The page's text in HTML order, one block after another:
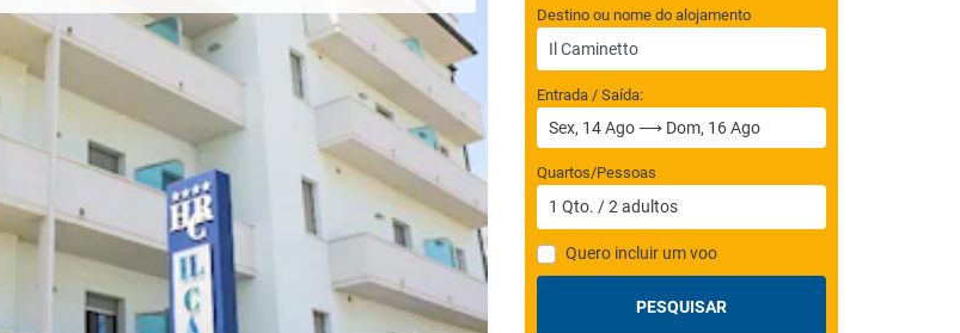
Destino ou nome do alojamento
Entrada / Saída:
Quartos/Pessoas
1 Qto. /2 adultos
Quero incluir um voo
PESQUISAR